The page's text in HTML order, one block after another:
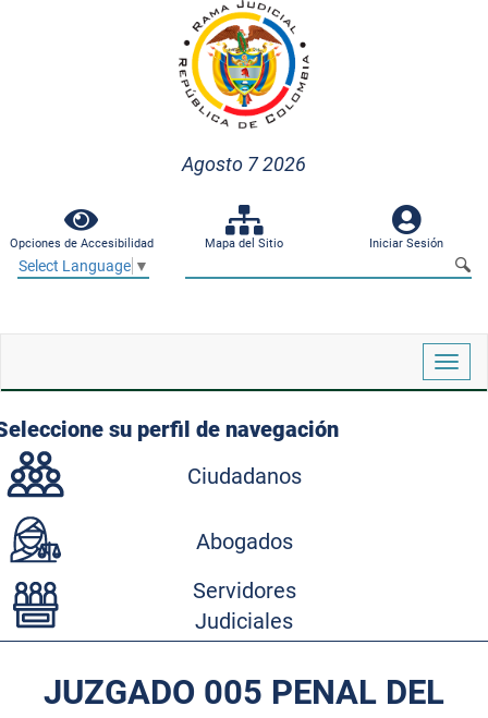
Agosto 7 2026
Opciones de Accesibilidad Mapa del Sitio Iniciar Sesión
Select Language ▼
su perfil de navegación
Ciudadanos
Abogados
Servidores
Judiciales
JUZGADO 005 PENAL DEL